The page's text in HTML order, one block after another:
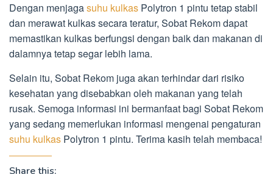
Dengan menjagasuhu kulkas Polytron 1 pintu tetap stabil
dan merawat kulkas secara teratur, Sobat Rekom dapat
memastikan kulkas berfungsi dengan baik dan makanan di
dalamnya tetap segar lebih lama.
Selain itu, Sobat Rekom juga akan terhindar dari risiko
kesehatan yang disebabkan oleh makanan yang telah
rusak. Semoga informasi ini bermanfaat bagi Sobat Rekom
yang sedang memerlukan informasi mengenai pengaturan
suhu kulkas Polytron 1 pintu. Terima kasih telah membaca!
Share this: